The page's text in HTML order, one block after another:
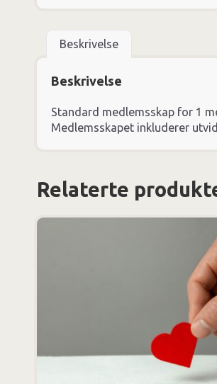
Beskrivelse
Beskrivelse
Standard medlemsskap for 1
Medlemsskapet inkluderer
Relaterte